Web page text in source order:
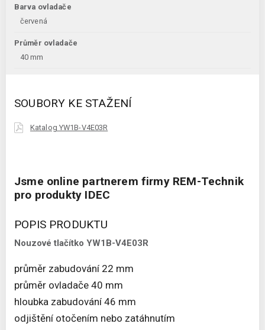
Barva ovladače
červená
Průměr ovladače
40 mm
SOUBORY KE STAŽENÍ
Katalog YW1B-V4E03R
Jsme online partnerem firmy REM-Technik
pro produkty IDEC
POPIS PRODUKTU
Nouzové tlačítko YW1B-V4E03R
průměr zabudování 22 mm
průměr ovladače 40 mm
hloubka zabudování 46 mm
odjištění otočením nebo zatáhnutím